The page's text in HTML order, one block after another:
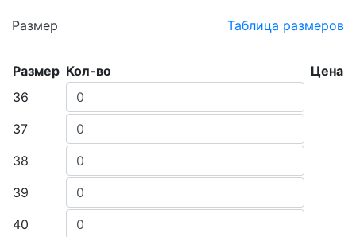
Размер Таблица размеров
Размер Кол-во
Цена
36
37
38
39
40